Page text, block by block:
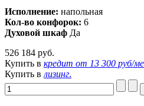
Исполнение: напольная
Кол-во конфорок: 6
Духовой шкаф Да
526 184 руб.
Купить в кредит от 13 300 руб/
Купить в лизинг.